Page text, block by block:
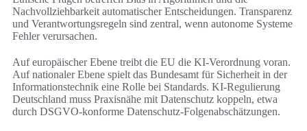
Nachvollziehbarkeit automatischer Entscheidungen. Transparenz
und Verantwortungsregeln sind zentral, wenn autonome Systeme
Fehler verursachen.
Auf europäischer Ebene treibt die EU die KI-Verordnung voran.
Auf nationaler Ebene spielt das Bundesamt für Sicherheit in der
Informationstechnik eine Rolle bei Standards. KI-Regulierung
Deutschland muss Praxisnähe mit Datenschutz koppeln, etwa
durch DSGVO-konforme Datenschutz-Folgenabschätzungen.